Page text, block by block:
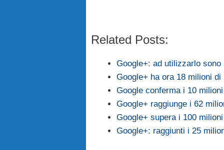
Related Posts:
Google+: ad utilizzarlo
Google+ ha ora 18 milioni
Google conferma i 10
Google+ raggiunge i 62
Google+ supera i 100
Google+: raggiunti i 25